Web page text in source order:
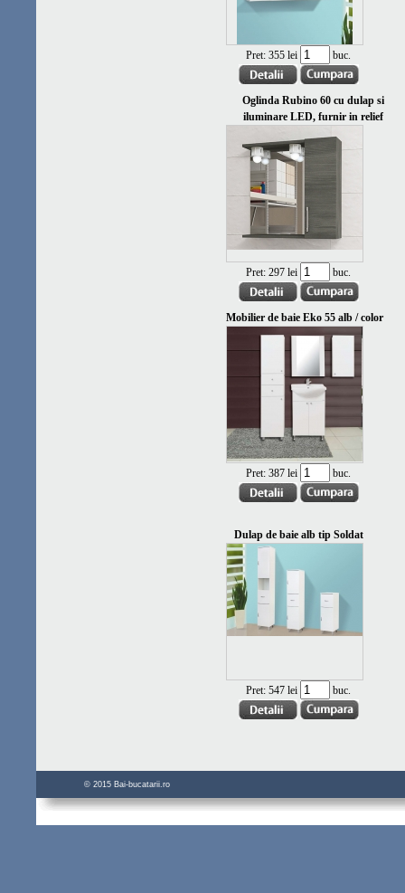
Pret: 355 lei buc.
Oglinda Rubino 60 cu dulap si
iluminare LED, furnir in relief
Pret: 297 lei buc.
Mobilier de baie Eko 55 alb / color
Pret: 387 lei buc.
Dulap de baie alb tip Soldat
Pret: 547 lei buc.
© 2015 Bai-bucatarii.ro